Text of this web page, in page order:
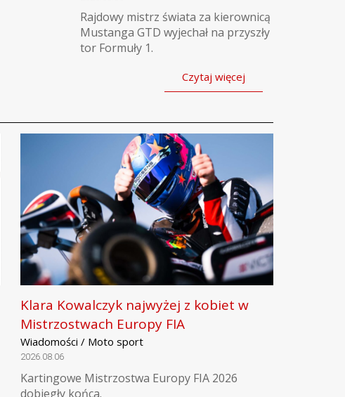
Rajdowy mistrz świata za kierownicą
Mustanga GTD wyjechał na przyszły
tor Formuły 1.
Czytaj więcej
Klara Kowalczyk najwyżej z kobiet w
Mistrzostwach Europy FIA
Wiadomości / Moto sport
2026.08.06
Kartingowe Mistrzostwa Europy FIA 2026
dobiegły końca.